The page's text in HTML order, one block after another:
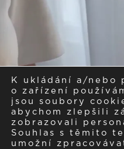
K ukládání a/nebo
o zařízení
jsou soubory
abychom zlepšili
zobrazovali
Souhlas s těmito
umožní